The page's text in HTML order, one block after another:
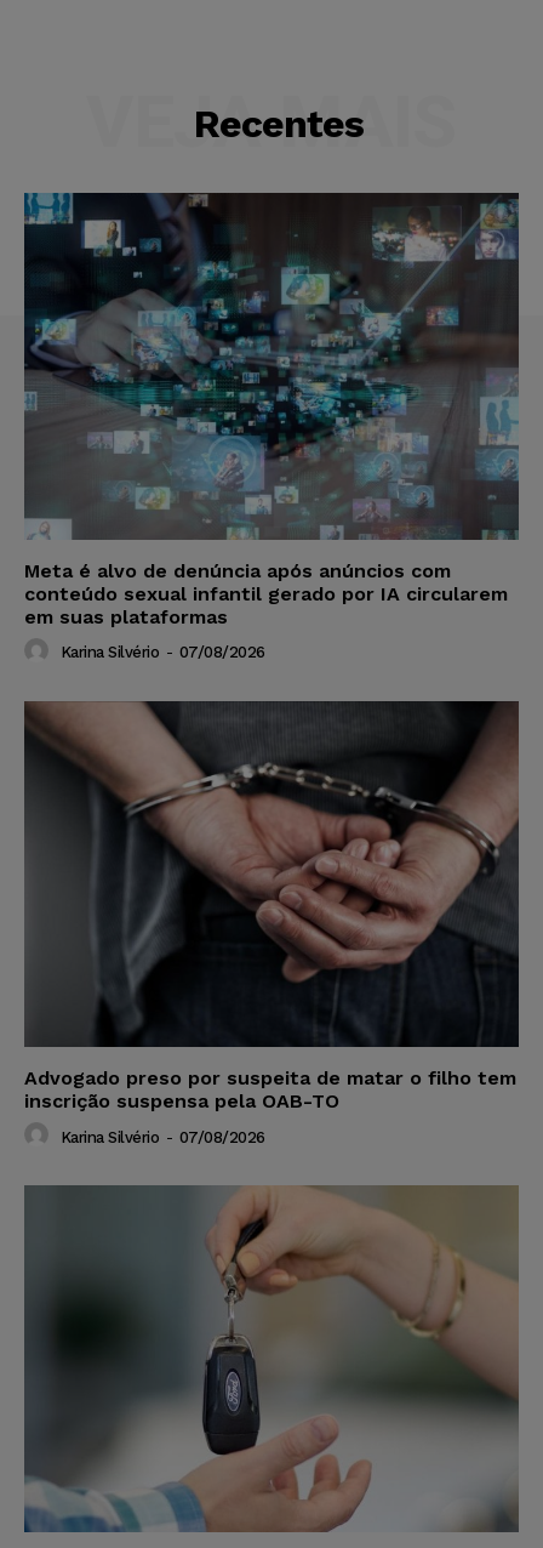
Recentes
VEJA MAIS
Meta é alvo de denúncia após anúncios com
conteúdo sexual infantil gerado por IA circularem
em suas plataformas
Karina Silvério - 07/08/2026
Advogado preso por suspeita de matar o filho tem
inscrição suspensa pela OAB-TO
Karina Silvério - 07/08/2026